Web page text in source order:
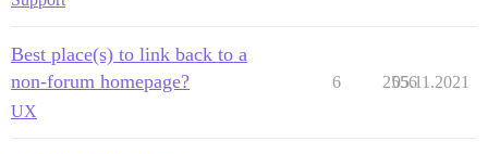
Best place(s) to link back to a
non-forum homepage?
UX
6 2556
05.11.2021